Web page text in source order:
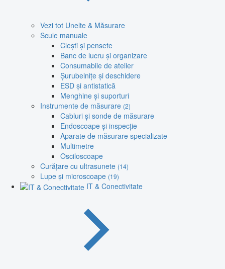
Vezi tot Unelte & Măsurare
Scule manuale
Clești și pensete
Banc de lucru și organizare
Consumabile de atelier
Șurubelnițe și deschidere
ESD și antistatică
Menghine și suporturi
Instrumente de măsurare (2)
Cabluri și sonde de măsurare
Endoscoape și inspecție
Aparate de măsurare specializate
Multimetre
Osciloscoape
Curățare cu ultrasunete (14)
Lupe și microscoape (19)
IT & Conectivitate